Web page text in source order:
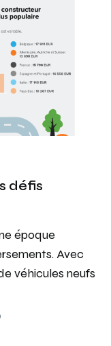
défis
époque
Avec
véhicules neufs